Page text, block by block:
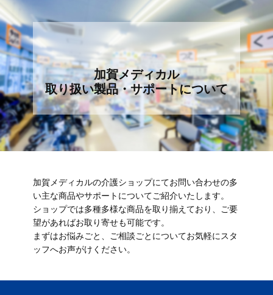
加賀メディカル
取り扱い製品・サポートについて
加賀メディカルの介護ショップにてお問い合わせの多
い主な商品やサポートについてご紹介いたします。
ショップでは多種多様な商品を取り揃えており、ご要
望があればお取り寄せも可能です。
まずはお悩みごと、ご相談ごとについてお気軽にスタ
ッフへお声がけください。